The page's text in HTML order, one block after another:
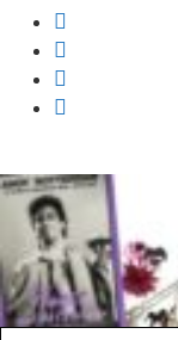
Search
for: